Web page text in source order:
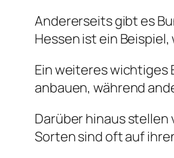
Andererseits gibt es
Hessen ist ein
Ein weiteres wichtiges
anbauen, während
Darüber hinaus stellen
Sorten sind oft auf